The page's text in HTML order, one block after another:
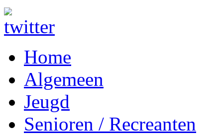
Home
Algemeen
Jeugd
Senioren / Recreanten